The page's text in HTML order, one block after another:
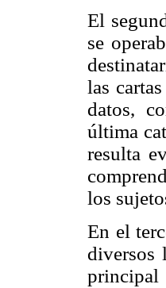
El
se
las
datos,
última
resulta
los
En el
diversos
principal